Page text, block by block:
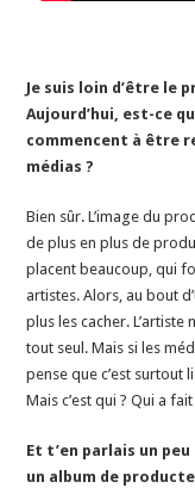
Je suis loin d’être le
Aujourd’hui, est-ce
commencent à être
médias ?
Bien sûr. L’image du
de plus en plus de
placent beaucoup, qui
artistes. Alors, au bout
plus les cacher.
tout seul. Mais si les
pense que c’est surtout
Mais c’est qui ? Qui a
Et t’en parlais un
un album de